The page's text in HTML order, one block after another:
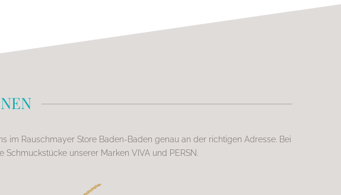
im Rauschmayer Store Baden-Baden genau an der richtigen Adresse. Bei
unserer Marken VIVA und PERSN.